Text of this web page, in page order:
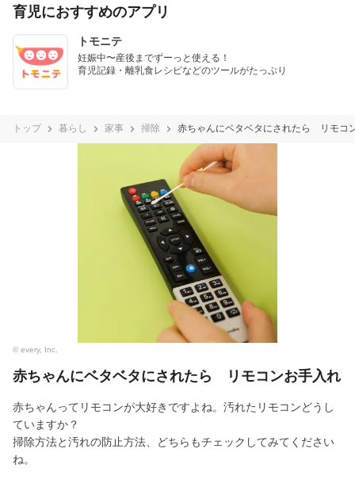
育児におすすめのアプリ
トモニテ
妊娠中〜産後までずーっと使える！
育児記録・離乳食レシピなどのツールがたっぷり
トップ 暮らし 家事 掃除 赤ちゃんにベタベタにされたら リモコ
© every, Inc.
赤ちゃんにベタベタにされたら リモコンお手入れ
赤ちゃんってリモコンが大好きですよね。汚れたリモコンどうし
ていますか？
掃除方法と汚れの防止方法、どちらもチェックしてみてください
ね。